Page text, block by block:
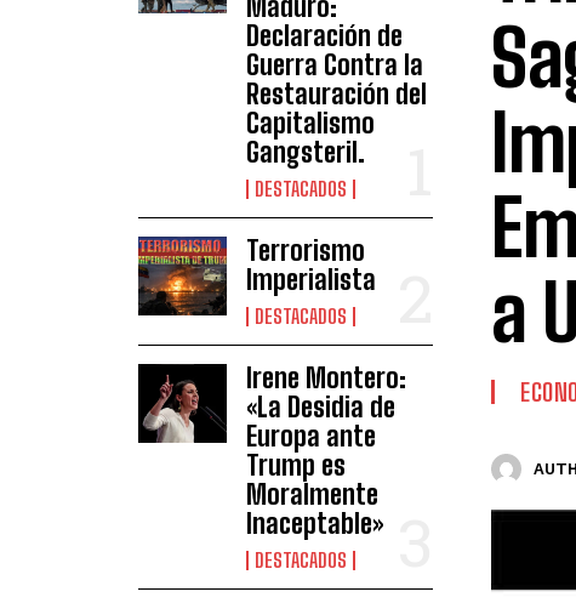
Declaración de
Guerra Contra la
Restauración del
Capitalismo
Gangsteril.
DESTACADOS
Terrorismo
Imperialista
DESTACADOS
Irene Montero:
«La Desidia de
Europa ante
Trump es
Moralmente
Inaceptable»
DESTACADOS
a